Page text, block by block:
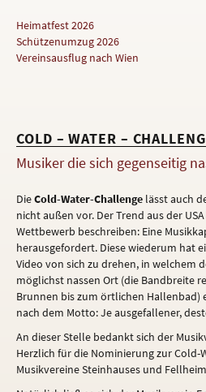
Heimatfest 2026
Schützenumzug 2026
Vereinsausflug nach Wien
COLD – WATER –
Musiker die sich gegenseitig
DieCold-Water-Challenge lässt auch
nicht außen vor. Der Trend aus der
Wettbewerb beschreiben: Eine
herausgefordert. Diese wiederum hat
Video von sich zu drehen, in welchem
möglichst nassen Ort (die Bandbreite
Brunnen bis zum örtlichen Hallenbad)
nach dem Motto: Je ausgefallener,
An dieser Stelle bedankt sich der
Herzlich für die Nominierung zur Cold-
Musikvereine Steinhauses und